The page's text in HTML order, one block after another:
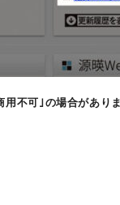
不可｣の場合があり